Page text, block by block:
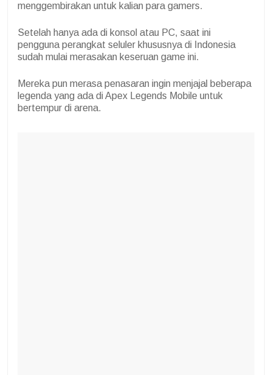
menggembirakan untuk kalian para gamers.
Setelah hanya ada di konsol atau PC, saat ini
pengguna perangkat seluler khususnya di Indonesia
sudah mulai merasakan keseruan game ini.
Mereka pun merasa penasaran ingin menjajal beberapa
legenda yang ada di Apex Legends Mobile untuk
bertempur di arena.